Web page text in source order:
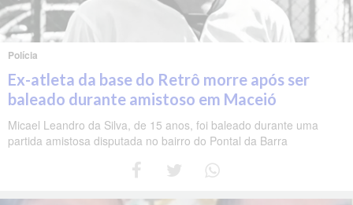
Polícia
Ex-atleta da base do Retrô morre após ser
baleado durante amistoso em Maceió
Micael Leandro da Silva, de 15 anos, foi baleado durante uma
partida amistosa disputada no bairro do Pontal da Barra